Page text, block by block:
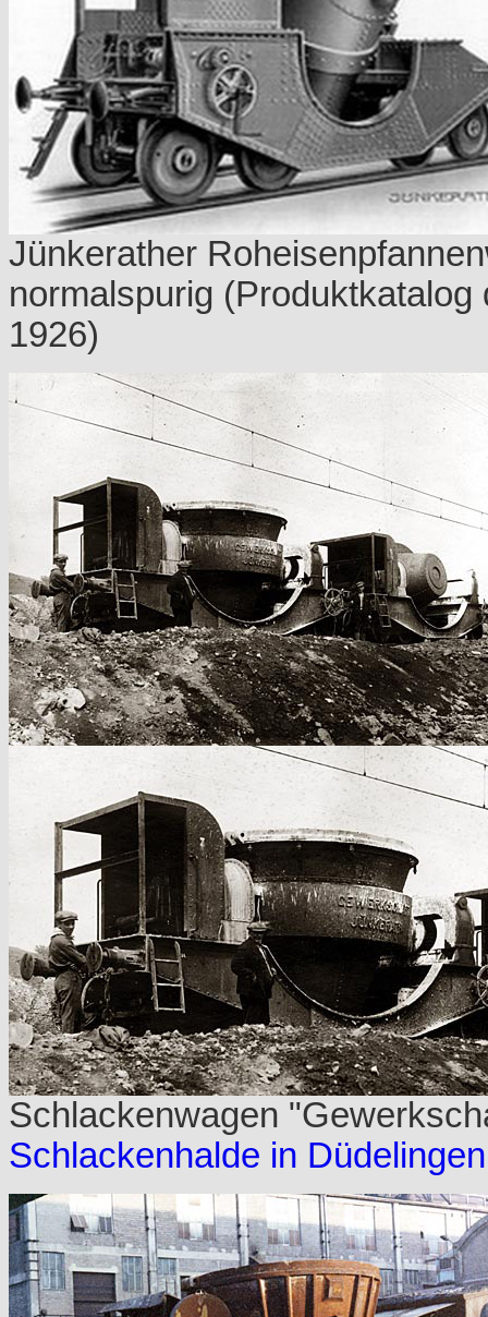
Jünkerather
normalspurig
1926)
Schlackenwagen
Schlackenhalde in Düdelingen